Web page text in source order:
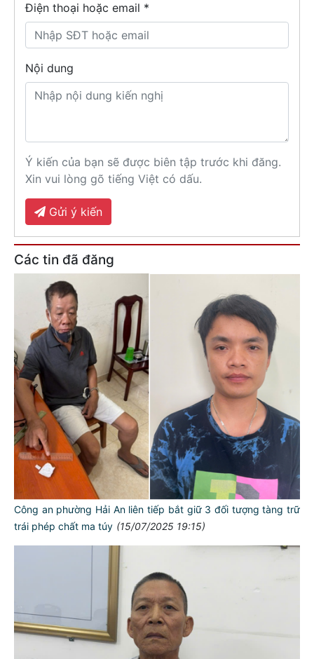
Điện thoại hoặc email *
Nội dung
Ý kiến của bạn sẽ được biên tập trước khi đăng.
Xin vui lòng gõ tiếng Việt có dấu.
Gửi ý kiến
Các tin đã đăng
Công an phường Hải An liên tiếp bắt giữ 3 đối tượng tàng trữ
trái phép chất ma túy (15/07/2025 19:15)